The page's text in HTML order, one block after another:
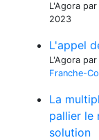
L'Agora par
2023
L'appel
L'Agora par
Franche-
La
pallier le
solution